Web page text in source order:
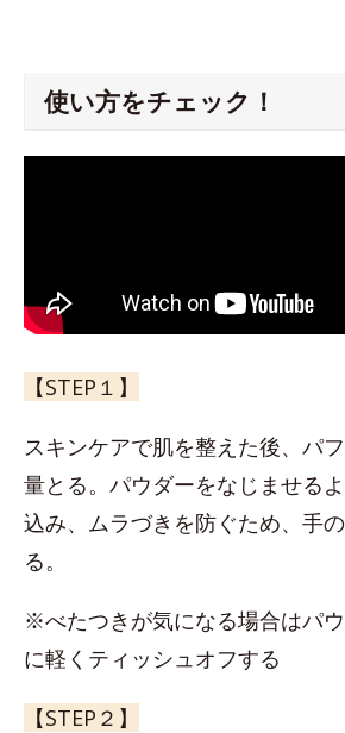
使い方をチェック！
【STEP１】
スキンケアで肌を整えた後、パ
量とる。パウダーをなじませる
込み、ムラづきを防ぐため、手
る。
※べたつきが気になる場合はパ
に軽くティッシュオフする
【STEP２】